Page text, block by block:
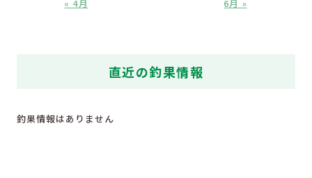
« 4月 6月 »
直近の釣果情報
釣果情報はありません